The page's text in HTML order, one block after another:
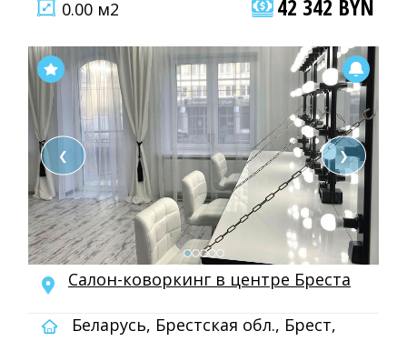
0.00 м2
42 342 BYN
❮ ❯
Салон-коворкинг в центре Бреста
Беларусь, Брестская обл., Брест,